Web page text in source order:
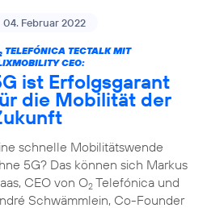
04. Februar 2022
TELEFÓNICA TECTALK MIT
CEO:
ist Erfolgsgarant
die Mobilität der
schnelle Mobilitätswende
5G? Das können sich Markus
CEO von O2Telefónica und
Schwämmlein, Co-Founder